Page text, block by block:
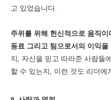
고 있었습니다.
주위를 위해 헌신적으로 움직
동료 그리고 팀으로서의 이익을
지, 자신을 믿고 따라준 사람들
할 수 있는지, 이런 것도 리더에